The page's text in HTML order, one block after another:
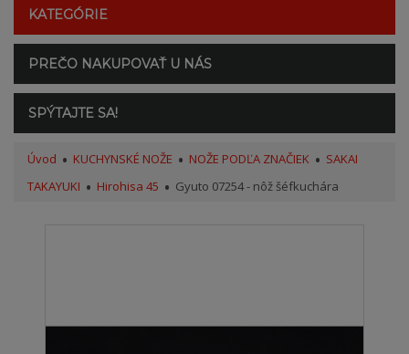
KATEGÓRIE
PREČO NAKUPOVAŤ U NÁS
SPÝTAJTE SA!
Úvod KUCHYNSKÉ NOŽE NOŽE PODĽA ZNAČIEK
SAKAI
TAKAYUKI
Hirohisa 45 Gyuto 07254 - nôž šéfkuchára